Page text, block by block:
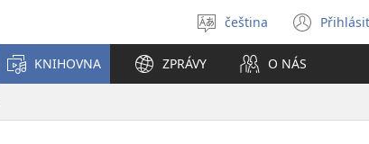
Vybrat
jazyk
čeština
nové
KNIHOVNA ZPRÁVY O NÁS